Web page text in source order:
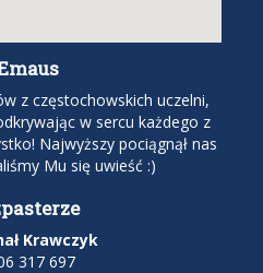
z częstochowskich uczelni,
w sercu każdego z
Najwyższy pociągnął nas
Mu się uwieść :)
Krawczyk
317 697